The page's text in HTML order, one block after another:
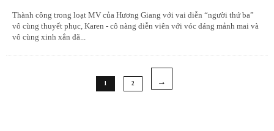
Thành công trong loạt MV của Hương Giang với vai diễn “người thứ ba”
vô cùng thuyết phục, Karen - cô nàng diễn viên với vóc dáng mảnh mai và
vô cùng xinh xắn đã
1 2